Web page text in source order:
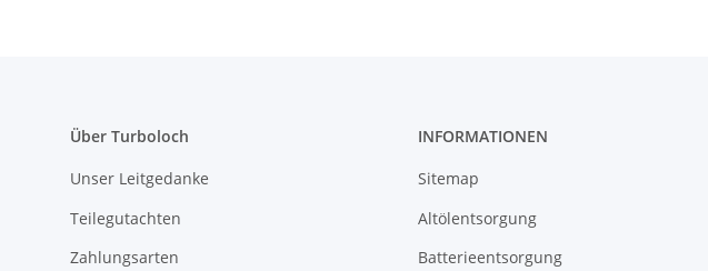
Über Turboloch
Unser Leitgedanke
Teilegutachten
Zahlungsarten
INFORMATIONEN
Sitemap
Altölentsorgung
Batterieentsorgung